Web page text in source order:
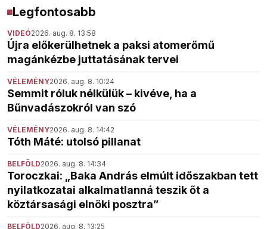
Legfontosabb
VIDEÓ2026. aug. 8. 13:58
Újra előkerülhetnek a paksi atomerőmű
magánkézbe juttatásának tervei
VÉLEMÉNY2026. aug. 8. 10:24
Semmit róluk nélkülük – kivéve, ha a
Bűnvadászokról van szó
VÉLEMÉNY2026. aug. 8. 14:42
Tóth Máté: utolsó pillanat
BELFÖLD2026. aug. 8. 14:34
Toroczkai: „Baka András elmúlt időszakban tett
nyilatkozatai alkalmatlanná teszik őt a
köztársasági elnöki posztra”
BELFÖLD2026. aug. 8. 13:25